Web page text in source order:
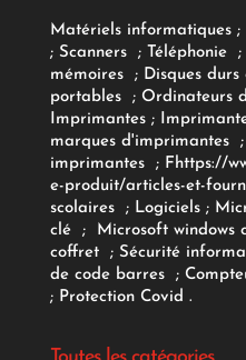
Matériels informatiques;
; Scanners ; Téléphonie ;
mémoires
; Disques durs
portables
; Ordinateurs
Imprimantes;
marques d'imprimantes
;
imprimantes
; Fhttps://
e-produit/articles-et-
scolaires; Logiciels ;
clé
; Microsoft windows
coffret ; Sécurité
de code barres
;
; Protection Covid .